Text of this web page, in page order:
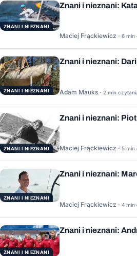
ZNANI I NIEZNANI
Znani i nieznani:
Maciej Frąckiewicz · 6 min
ZNANI I NIEZNANI
Znani i nieznani:
Adam Mauks · 2 min
ZNANI I NIEZNANI
Znani i nieznani:
Maciej Frąckiewicz · 5 min
ZNANI I NIEZNANI
Znani i nieznani:
Maciej Frąckiewicz · 4 min
ZNANI I NIEZNANI
Znani i nieznani: